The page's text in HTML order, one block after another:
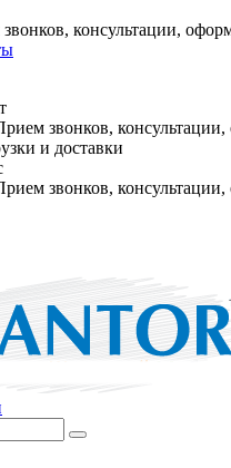
консультации,
звонков,
и доставки
звонков,